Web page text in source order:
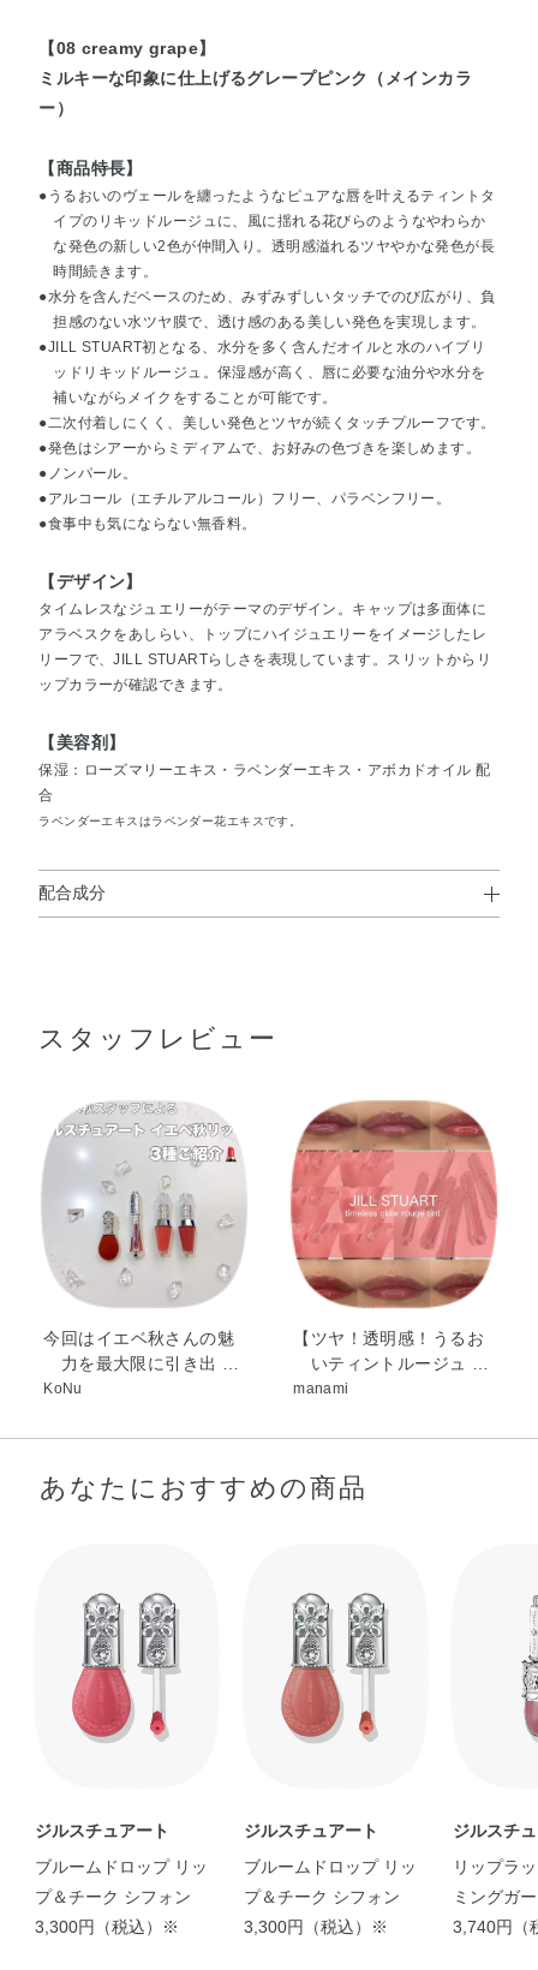
【08 creamy grape】
ミルキーな印象に仕上げるグレープピンク（メインカラ
ー）
【商品特長】
●うるおいのヴェールを纏ったようなピュアな唇を叶えるティントタ
イプのリキッドルージュに、風に揺れる花びらのようなやわらか
な発色の新しい2色が仲間入り。透明感溢れるツヤやかな発色が長
時間続きます。
●水分を含んだベースのため、みずみずしいタッチでのび広がり、負
担感のない水ツヤ膜で、透け感のある美しい発色を実現します。
●JILL STUART初となる、水分を多く含んだオイルと水のハイブリ
ッドリキッドルージュ。保湿感が高く、唇に必要な油分や水分を
補いながらメイクをすることが可能です。
●二次付着しにくく、美しい発色とツヤが続くタッチプルーフです。
●発色はシアーからミディアムで、お好みの色づきを楽しめます。
●ノンパール。
●アルコール（エチルアルコール）フリー、パラベンフリー。
●食事中も気にならない無香料。
【デザイン】
タイムレスなジュエリーがテーマのデザイン。キャップは多面体に
アラベスクをあしらい、トップにハイジュエリーをイメージしたレ
リーフで、JILL STUARTらしさを表現しています。スリットからリ
ップカラーが確認できます。
【美容剤】
保湿：ローズマリーエキス・ラベンダーエキス・アボカドオイル 配
合
ラベンダーエキスはラベンダー花エキスです。
配合成分
ドデカン・ジフェニルシロキシフェニルトリメチコン・ペ
ル・ラベンダー花エキス・ローズマリー葉エキス・BG・
（アクリル酸ヒドロキシエチル／アクリロイルジメチルタ
ウリンNa）コポリマー・イソステアリン酸ソルビタン・エ
チレンジアミンジコハク酸3Na・スクワラン・ポリアクリ
ル酸アンモニウム・ポリアクリレート－13・ポリイソブテ
ン・ポリソルベート20・ラウリルPEG－9ポリジメチルシ
ロキシエチルジメチコン・水酸化Al・フェノキシエタノー
ル・酸化チタン・黄5・青1・赤227
スタッフレビュー
今回はイエベ秋さんの魅
力を最大限に引き出 …
KoNu
【ツヤ！透明感！うるお
いティントルージュ …
manami
あなたにおすすめの商品
ジルスチュアート
ブルームドロップ リッ
プ＆チーク シフォン
3,300円（税込）※
ジルスチュアート
ブルームドロップ リッ
プ＆チーク シフォン
3,300円（税込）※
ジルスチ
リップラ
ミングガ
3,740円（